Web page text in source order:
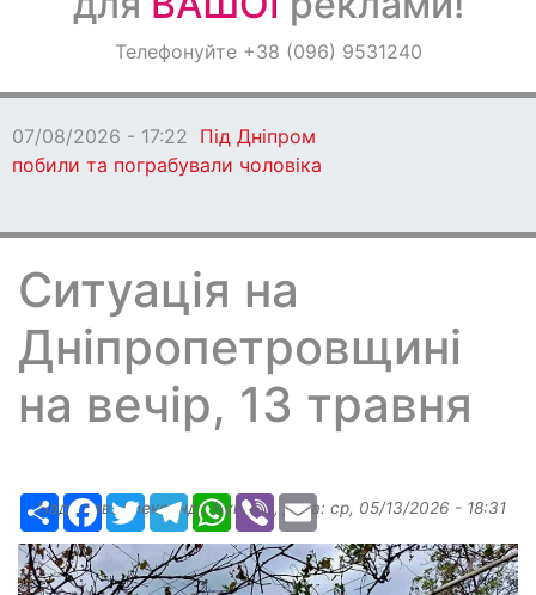
ОголошенняТелефонуйте +38 (096) 9531240
07/08/2026 - 17:22 Під Дніпром
побили та пограбували чоловіка
Ситуація на
Дніпропетровщині
на вечір, 13 травня
РесурсFacebook
TwitterTelegramWhatsApp
ViberEmail
Надіслав:Александр Бугаев , дата: ср, 05/13/2026 - 18:31